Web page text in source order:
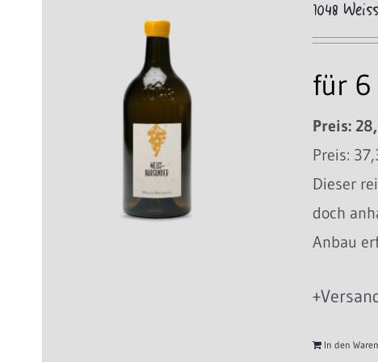
1048
für 6
Preis:
Preis:
Dieser
doch
Anbau
In den